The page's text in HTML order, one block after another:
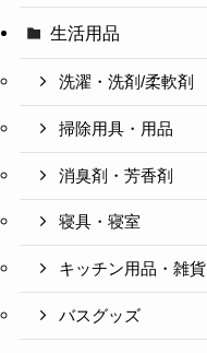
生活用品
洗濯・洗剤/柔軟剤
掃除用具・用品
消臭剤・芳香剤
寝具・寝室
キッチン用品・雑貨
バスグッズ